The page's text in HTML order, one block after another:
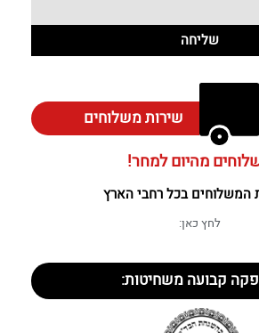
שליחה
שירות משלוחים
מהיום למחר!
המשלוחים בכל רחבי הארץ
לחץ כאן:
קבועה משחיטות: